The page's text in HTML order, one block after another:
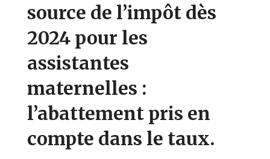
source de l’impôt dès
2024 pour les
assistantes
maternelles :
l’abattement pris en
compte dans le taux.